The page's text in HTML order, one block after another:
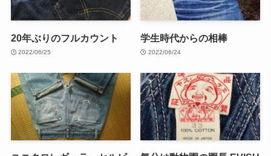
20年ぶりのフルカウント
2022/06/25
学生時代からの相棒
2022/06/24